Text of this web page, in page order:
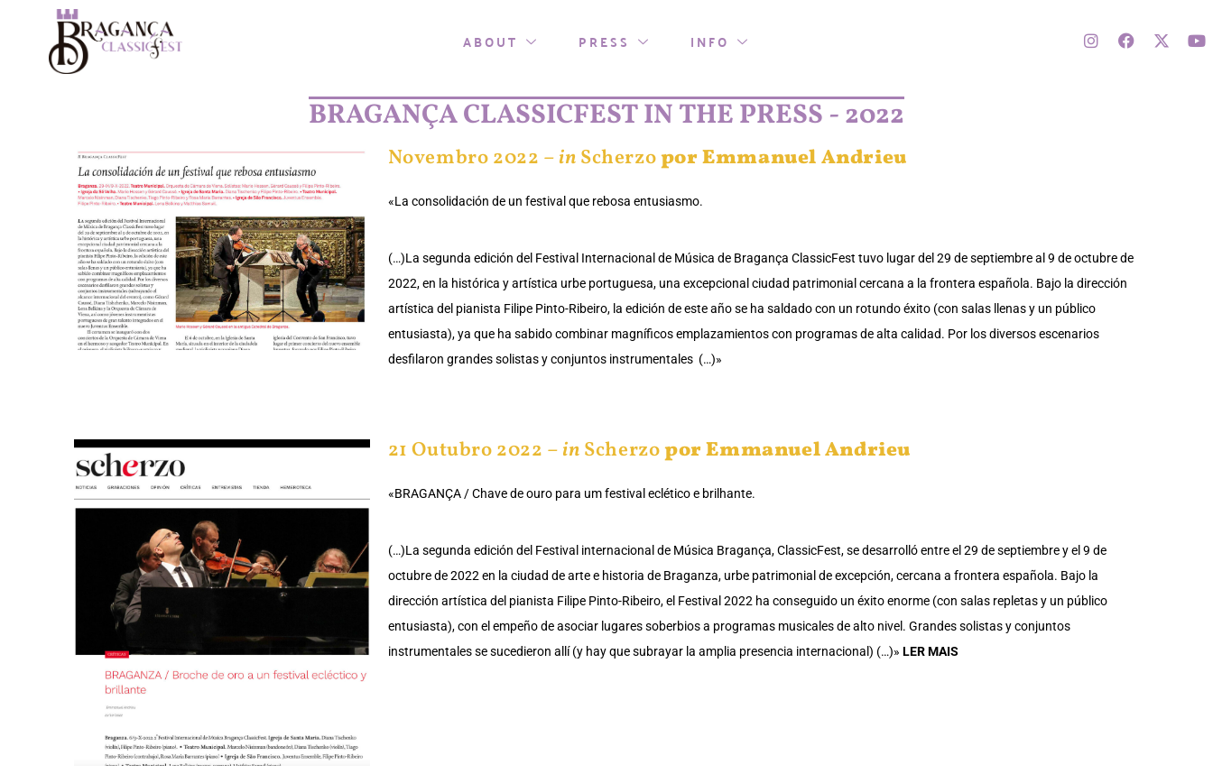
ABOUT PRESS INFO
BRAGANÇA CLASSICFEST IN THE PRESS - 2022
Novembro 2022 –inScherzopor Emmanuel Andrieu
«La consolidación de un festival que rebosa entusiasmo.
(…)La segunda edición del Festival Internacional de Música de Bragança ClassicFest tuvo lugar del 29 de septiembre al 9 de octubre de
2022, en la histórica y artística urbe portuguesa, una excepcional ciudad patrimonial cercana a la frontera española. Bajo la dirección
artística del pianista Filipe Pinto-Ribeiro, la edición de este año se ha saldado con un rotundo éxito (con salas llenas y un público
entusiasta), ya que ha sabido combinar magníficos emplazamientos con programas de alta calidad. Por los diversos escenarios
desfilaron grandes solistas y conjuntos instrumentales (…)»
21 Outubro 2022 –inScherzopor Emmanuel Andrieu
«BRAGANÇA / Chave de ouro para um festival eclético e brilhante.
(…)La segunda edición del Festival internacional de Música Bragança, ClassicFest, se desarrolló entre el 29 de septiembre y el 9 de
octubre de 2022 en la ciudad de arte e historia de Braganza, urbe patrimonial de excepción, cercana a frontera española. Bajo la
dirección artística del pianista Filipe Pinto-Ribeiro, el Festival 2022 ha conseguido un éxito enorme (con salas repletas y un público
entusiasta), con el empeño de asociar lugares soberbios a programas musicales de alto nivel. Grandes solistas y conjuntos
instrumentales se sucedieron allí (y hay que subrayar la amplia presencia internacional) (…)» LER MAIS